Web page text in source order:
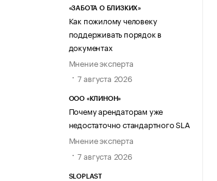
«ЗАБОТА О БЛИЗКИХ»
Как пожилому человеку
поддерживать порядок в
документах
Мнение эксперта
7 августа 2026
ООО «КЛИНОН»
Почему арендаторам уже
недостаточно стандартного SLA
Мнение эксперта
7 августа 2026
SLOPLAST